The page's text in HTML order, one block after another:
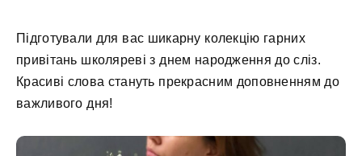
Підготували для вас шикарну колекцію гарних
привітань школяреві з днем народження до сліз.
Красиві слова стануть прекрасним доповненням до
важливого дня!